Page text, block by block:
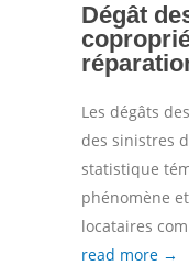
Dégât
Les dégâts
des sinistres
statistique
phénomène
locataires
read more →